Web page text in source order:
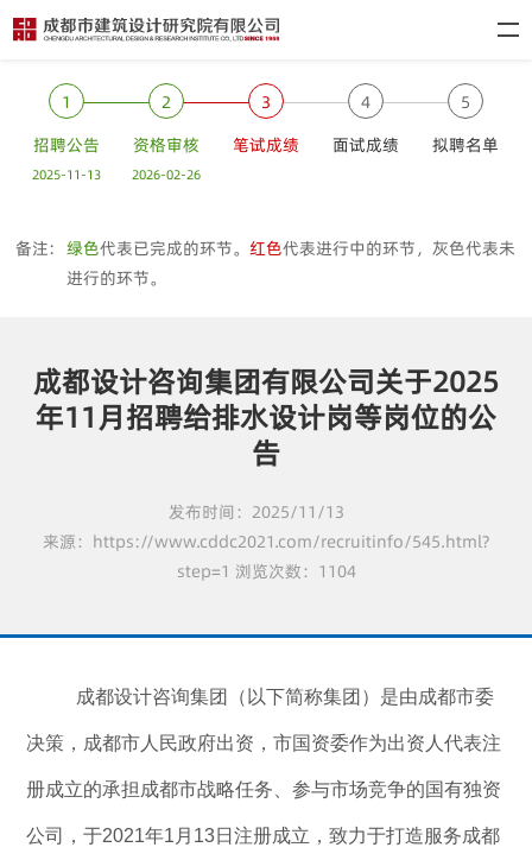
1
招聘公告
2025-11-13
2
资格审核
2026-02-26
3
笔试成绩
4
面试成绩
5
拟聘名单
备注: 绿色代表已完成的环节。红色代表进行中的环节，灰色代表未
进行的环节。
成都设计咨询集团有限公司关于2025
年11月招聘给排水设计岗等岗位的公
告
发布时间：2025/11/13
来源：https://www.cddc2021.com/recruitinfo/545.html?
step=1 浏览次数：1104
成都设计咨询集团（以下简称集团）是由成都市委
决策，成都市人民政府出资，市国资委作为出资人代表注
册成立的承担成都市战略任务、参与市场竞争的国有独资
公司，于2021年1 月 13日注册成立，致力于打造服务成都